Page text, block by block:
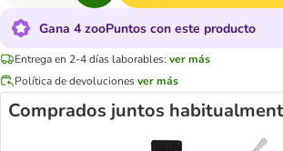
Gana 4 zooPuntos con este producto
Entrega en 2-4 días laborables: ver más
Política de devolucionesver más
Comprados juntos